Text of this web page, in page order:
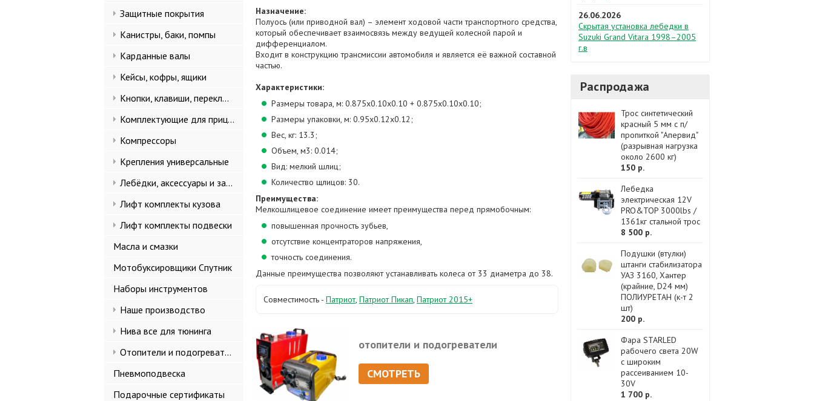
Защитные покрытия
Канистры, баки, помпы
Карданные валы
Кейсы, кофры, ящики
Кнопки, клавиши, переключатели
Комплектующие для прицепов
Компрессоры
Крепления универсальные
Лебёдки, аксессуары и запчасти
Лифт комплекты кузова
Лифт комплекты подвески
Масла и смазки
Мотобуксировщики Спутник
Наборы инструментов
Наше производство
Нива все для тюнинга
Отопители и подогреватели
Пневмоподвеска
Подарочные сертификаты
Назначение:
Полуось (или приводной вал) – элемент ходовой части транспортного средства,
который обеспечивает взаимосвязь между ведущей колесной парой и
дифференциалом.
Входит в конструкцию трансмиссии автомобиля и является её важной составной
частью.
Характеристики:
Размеры товара, м: 0.875х0.10х0.10 + 0.875х0.10х0.10;
Размеры упаковки, м: 0.95х0.12х0.12;
Вес, кг: 13.3;
Объем, м3: 0.014;
Вид: мелкий шлиц;
Количество щлицов: 30.
Преимущества:
Мелкошлицевое соединение имеет преимущества перед прямобочным:
повышенная прочность зубьев,
отсутствие концентраторов напряжения,
точность соединения.
Данные преимущества позволяют устанавливать колеса от 33 диаметра до 38.
Совместимость - Патриот, Патриот Пикап, Патриот 2015+
отопители и подогреватели
СМОТРЕТЬ
26.06.2026
Скрытая установка лебедки в
Suzuki Grand Vitara 1998–2005
г.в
Распродажа
Трос синтетический
красный 5 мм с п/
пропиткой "Апервид"
(разрывная нагрузка
около 2600 кг)
150 р.
Лебедка
электрическая 12V
PRO&TOP 3000lbs /
1361кг стальной трос
8 500 р.
Подушки (втулки)
штанги стабилизатора
УАЗ 3160, Хантер
(крайние, D24 мм)
ПОЛИУРЕТАН (к-т 2
шт)
200 р.
Фара STARLED
рабочего света 20W
с широким
рассеиванием 10-
30V
1 700 р.